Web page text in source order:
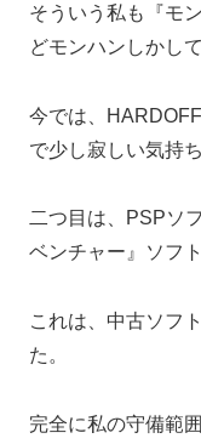
そういう私も『モ
どモンハンしかし
今では、
で少し寂しい気持
二つ目は、PSPソ
ベンチャー』ソフ
これは、中古ソフ
た。
完全に私の守備範